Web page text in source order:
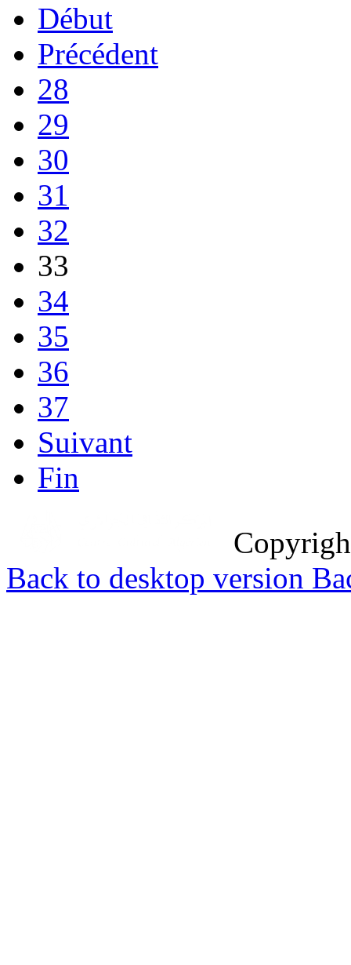
Début
Précédent
28
29
30
31
32
33
34
35
36
37
Suivant
Fin
Back to desktop version